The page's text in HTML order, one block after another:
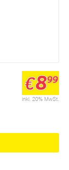
inkl. 20% MwSt.
€899